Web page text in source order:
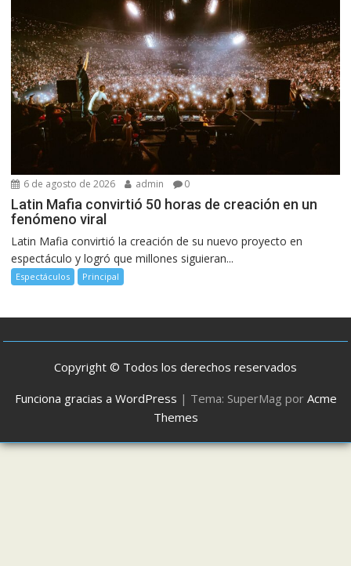
6 de agosto de 2026 admin 0
Latin Mafia convirtió 50 horas de creación en un
fenómeno viral
Latin Mafia convirtió la creación de su nuevo proyecto en
espectáculo y logró que millones siguieran...
Espectáculos Principal
Copyright © Todos los derechos reservados
Funciona gracias a WordPress | Tema: SuperMag por Acme
Themes